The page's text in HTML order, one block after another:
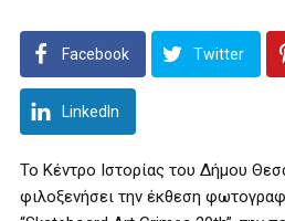
Facebook Twitter
LinkedIn
Το Κέντρο Ιστορίας του Δήμου
φιλοξενήσει την έκθεση